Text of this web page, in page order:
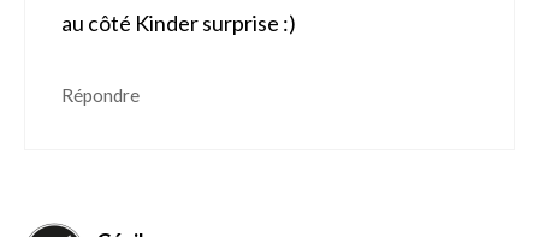
au côté Kinder surprise :)
Répondre